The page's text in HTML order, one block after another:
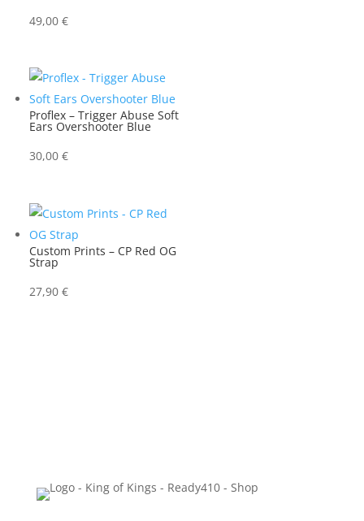
49,00€
Proflex – Trigger Abuse Soft
Ears Overshooter Blue
30,00€
Custom Prints – CP Red OG
Strap
27,90€